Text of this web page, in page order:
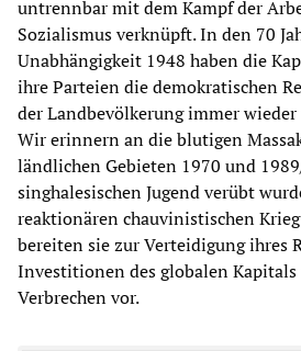
untrennbar mit dem Kampf der
Sozialismus verknüpft. In den 70
Unabhängigkeit 1948 haben die
ihre Parteien die demokratischen
der Landbevölkerung immer
Wir erinnern an die blutigen
ländlichen Gebieten 1970 und
singhalesischen Jugend verübt
reaktionären chauvinistischen
bereiten sie zur Verteidigung ihres
Investitionen des globalen Kapitals
Verbrechen vor.